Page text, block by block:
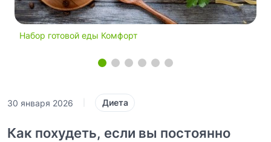
Набор готовой еды Комфорт
30 января 2026 Диета
Как похудеть, если вы постоянно